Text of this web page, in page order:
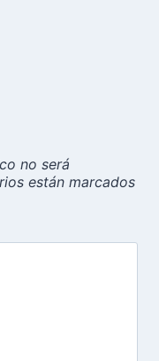
no será
están marcados